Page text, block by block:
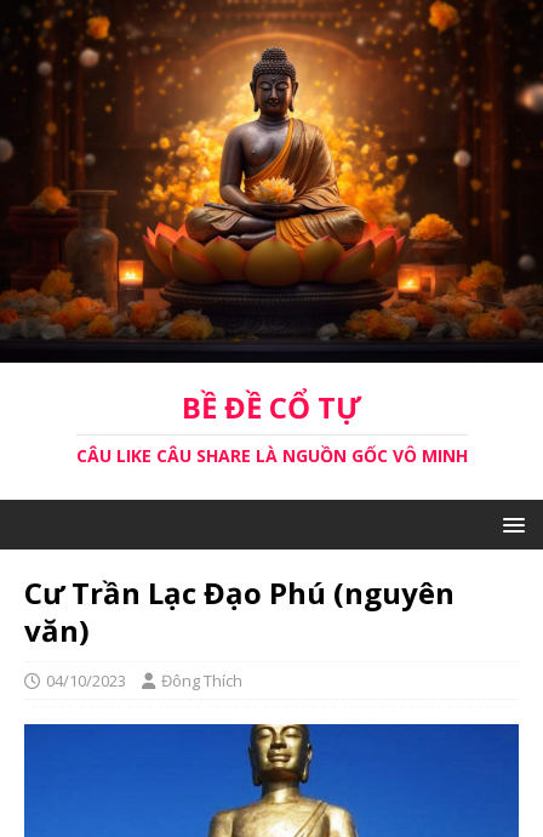
BỀ ĐỀ CỔ TỰ
CÂU LIKE CÂU SHARE LÀ NGUỒN GỐC VÔ MINH
Cư Trần Lạc Đạo Phú (nguyên
văn)
04/10/2023 Đông Thích